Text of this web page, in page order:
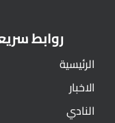
روابط
الرئيسية
الاخبار
النادي